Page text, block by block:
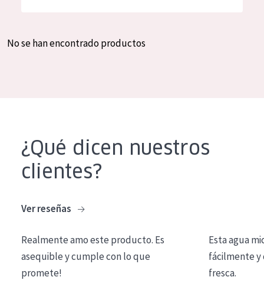
Crema de día
Crema de noche
Limpieza
COLECCIÓN
Spanish
No se han encontrado productos
¿Qué dicen nuestros
clientes?
Ver reseñas
Realmente amo este producto. Es
asequible y cumple con lo que
promete!
Esta agua
fácilmente y
fresca.